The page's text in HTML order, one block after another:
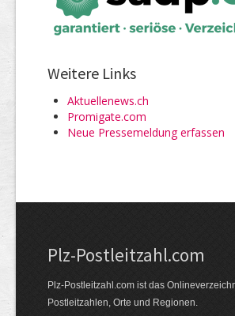
Weitere Links
Aktuellenews.ch
Promigate.com
Neue Pressemeldung erfassen
Plz-Postleitzahl.com
Plz-Postleitzahl.com ist das
Postleitzahlen, Orte und Regionen.